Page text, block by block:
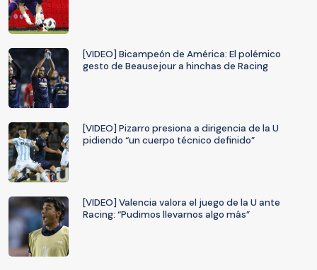
[VIDEO] Bicampeón de América: El polémico
gesto de Beausejour a hinchas de Racing
[VIDEO] Pizarro presiona a dirigencia de la U
pidiendo “un cuerpo técnico definido”
[VIDEO] Valencia valora el juego de la U ante
Racing: “Pudimos llevarnos algo más”